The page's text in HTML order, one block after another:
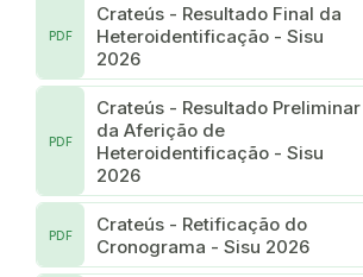
Crateús - Resultado Final da
Heteroidentificação - Sisu
2026
PDF
Crateús - Resultado Preliminar
da Aferição de
Heteroidentificação - Sisu
2026
PDF
Crateús - Retificação do
Cronograma - Sisu 2026
PDF